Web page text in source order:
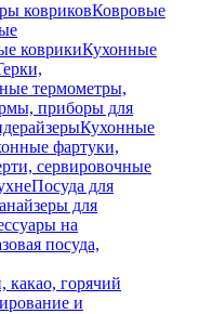
ковриковКовровые
коврикиКухонные
термометры,
приборы для
Кухонные
фартуки,
сервировочные
Посуда для
для
на
посуда,
какао, горячий
и